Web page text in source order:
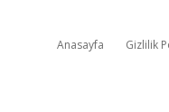
Anasayfa Gizlilik